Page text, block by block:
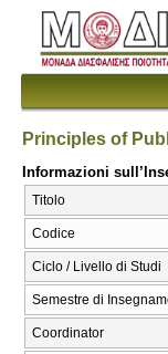
Principles of
Informazioni
Titolo
Codice
Ciclo / Livello di Studi
Semestre di
Coordinator